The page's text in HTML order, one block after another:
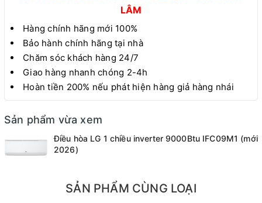
LÂM
Hàng chính hãng mới 100%
Bảo hành chính hãng tại nhà
Chăm sóc khách hàng 24/7
Giao hàng nhanh chóng 2-4h
Hoàn tiền 200% nếu phát hiện hàng giả hàng nhái
Sản phẩm vừa xem
Điều hòa LG 1 chiều inverter 9000Btu IFC09M1 (mới
2026)
SẢN PHẨM CÙNG LOẠI